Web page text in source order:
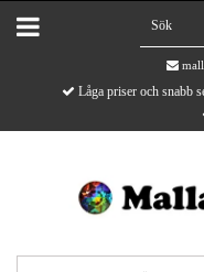
Låga priser och snabb